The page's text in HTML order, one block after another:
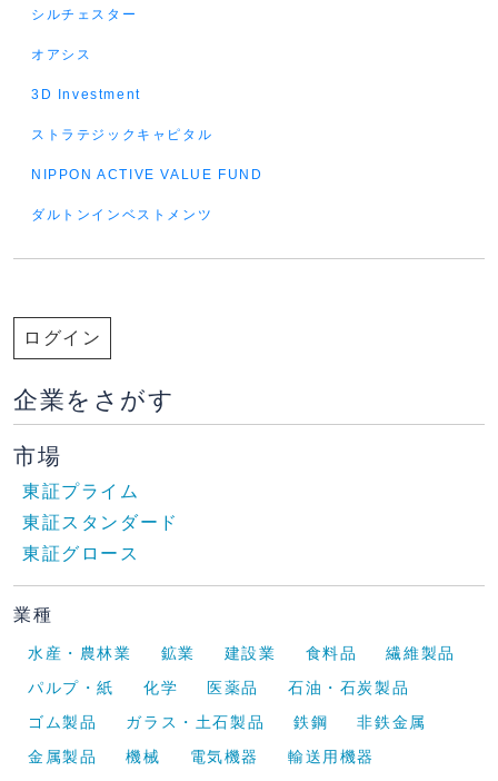
シルチェスター
オアシス
3D Investment
ストラテジックキャピタル
NIPPON ACTIVE VALUE FUND
ダルトンインベストメンツ
ログイン
企業をさがす
市場
東証プライム
東証スタンダード
東証グロース
業種
水産・農林業 鉱業 建設業 食料品
繊維製品
パルプ・紙
化学 医薬品
石油・石炭製品
ゴム製品
ガラス・土石製品 鉄鋼
非鉄金属
金属製品
機械 電気機器
輸送用機器